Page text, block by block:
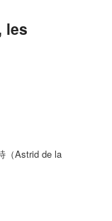
les
（Astrid de la